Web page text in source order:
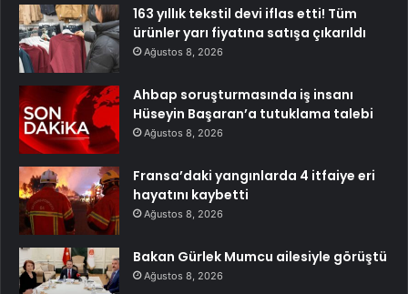
163 yıllık tekstil devi iflas etti! Tüm
ürünler yarı fiyatına satışa çıkarıldı
Ağustos 8, 2026
Ahbap soruşturmasında iş insanı
Hüseyin Başaran’a tutuklama talebi
Ağustos 8, 2026
Fransa’daki yangınlarda 4 itfaiye eri
hayatını kaybetti
Ağustos 8, 2026
Bakan Gürlek Mumcu ailesiyle görüştü
Ağustos 8, 2026